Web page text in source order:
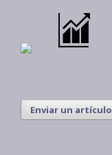
Enviar un artículo